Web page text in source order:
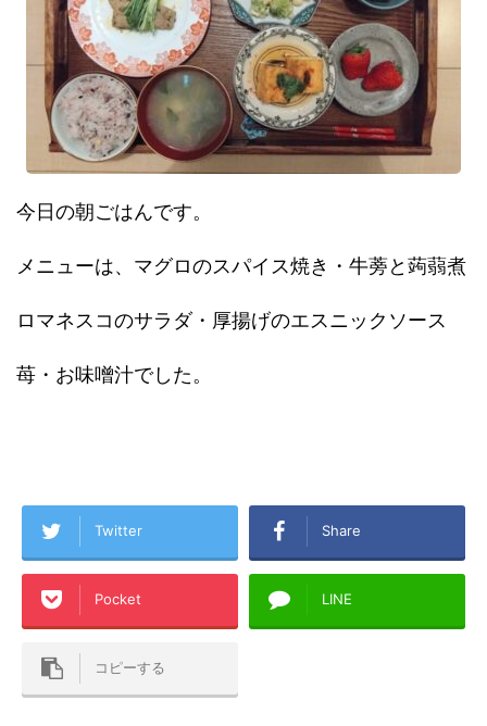
今日の朝ごはんです。
メニューは、マグロのスパイス焼き・牛蒡と蒟蒻煮
ロマネスコのサラダ・厚揚げのエスニックソース
苺・お味噌汁でした。
Twitter Share
Pocket LINE
コピーする